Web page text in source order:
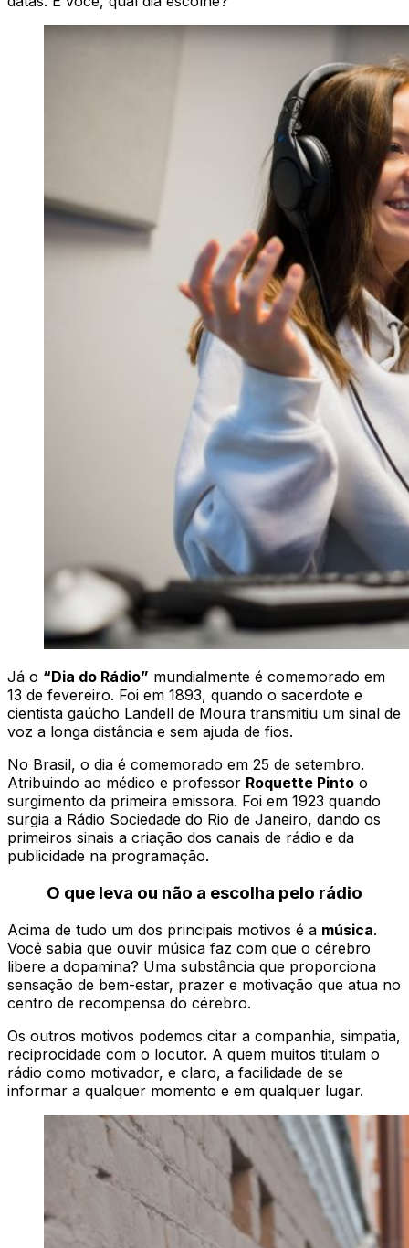
Já o “Dia do Rádio” mundialmente é comemorado em
13 de fevereiro. Foi em 1893, quando o sacerdote e
cientista gaúcho Landell de Moura transmitiu um sinal de
voz a longa distância e sem ajuda de fios.
No Brasil, o dia é comemorado em 25 de setembro.
Atribuindo ao médico e professor Roquette Pinto o
surgimento da primeira emissora. Foi em 1923 quando
surgia a Rádio Sociedade do Rio de Janeiro, dando os
primeiros sinais a criação dos canais de rádio e da
publicidade na programação.
O que leva ou não a escolha pelo rádio
Acima de tudo um dos principais motivos é a música.
Você sabia que ouvir música faz com que o cérebro
libere a dopamina? Uma substância que proporciona
sensação de bem-estar, prazer e motivação que atua no
centro de recompensa do cérebro.
Os outros motivos podemos citar a companhia, simpatia,
reciprocidade com o locutor. A quem muitos titulam o
rádio como motivador, e claro, a facilidade de se
informar a qualquer momento e em qualquer lugar.